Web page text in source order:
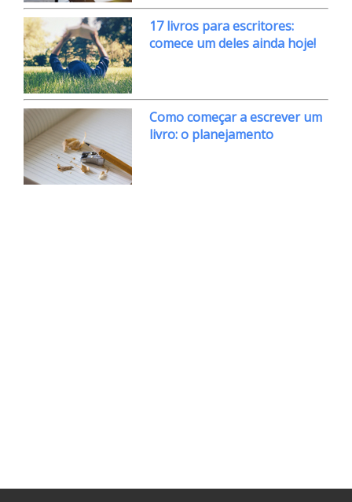
17 livros para escritores:
comece um deles ainda hoje!
Como começar a escrever um
livro: o planejamento